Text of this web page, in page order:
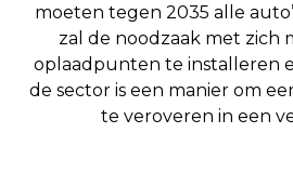
moeten tegen 2035 alle
zal de noodzaak met zich
oplaadpunten te installeren
de sector is een manier om
te veroveren in een